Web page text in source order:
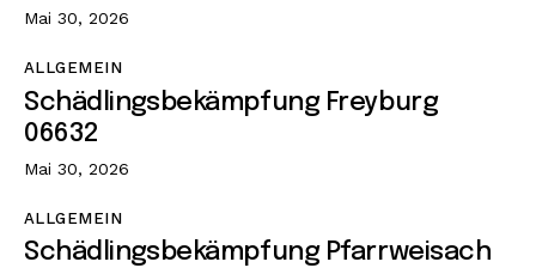
Mai 30, 2026
ALLGEMEIN
Schädlingsbekämpfung Freyburg
06632
Mai 30, 2026
ALLGEMEIN
Schädlingsbekämpfung Pfarrweisach